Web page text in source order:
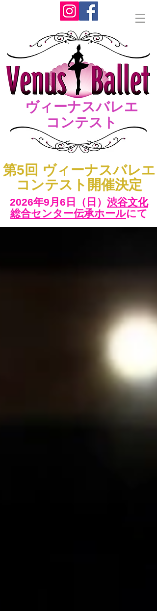
ヴィーナスバレエ
コンテスト
​第5回 ヴィーナスバレエ
コンテスト開催決定
2026年9月6日（日）​ 渋谷文化
総合センター伝承ホールにて